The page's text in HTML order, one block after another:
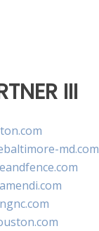
III
md.com